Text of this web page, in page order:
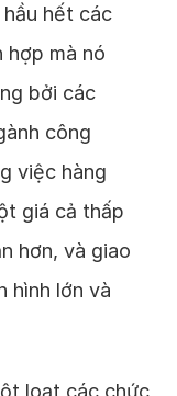
hết các
hợp mà nó
bởi các
công
việc hàng
giá cả thấp
hơn, và giao
hình lớn và
loạt các chức